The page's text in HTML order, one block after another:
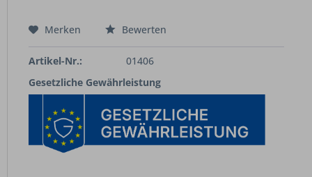
Merken Bewerten
Artikel-Nr.:
01406
Gesetzliche Gewährleistung